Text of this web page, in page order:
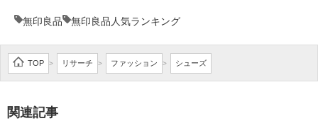
無印良品 無印良品人気ランキング
TOP > リサーチ > ファッション > シューズ
関連記事